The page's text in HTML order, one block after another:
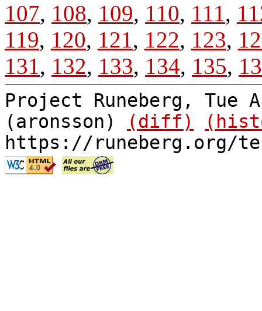
107, 108, 109, 110, 111,
119, 120, 121, 122, 123,
131, 132, 133, 134, 135,
Project Runeberg, Tue
(aronsson)
(diff)
https://runeberg.org/